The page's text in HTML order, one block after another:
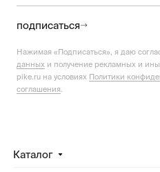
подписаться
Нажимая «Подписаться», я даю
данных и получение рекламных и
pike.ru на условиях Политики
соглашения
Каталог